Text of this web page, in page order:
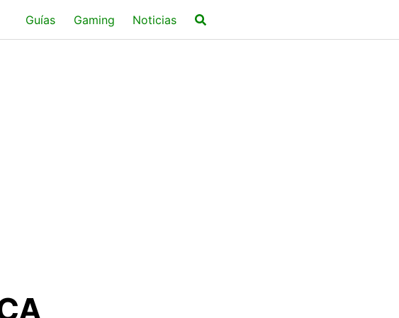
Guías Gaming Noticias